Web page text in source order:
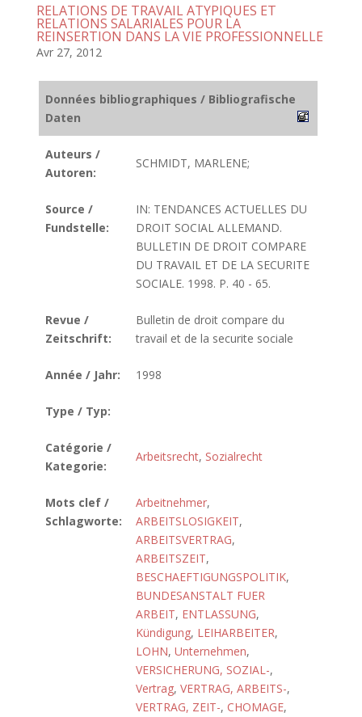
RELATIONS DE TRAVAIL ATYPIQUES ET
RELATIONS SALARIALES POUR LA
REINSERTION DANS LA VIE PROFESSIONNELLE
Avr 27, 2012
Données bibliographiques / Bibliografische
Daten
Auteurs /
Autoren:
SCHMIDT, MARLENE;
Source /
Fundstelle:
IN: TENDANCES ACTUELLES DU
DROIT SOCIAL ALLEMAND.
BULLETIN DE DROIT COMPARE
DU TRAVAIL ET DE LA SECURITE
SOCIALE. 1998. P. 40 - 65.
Revue /
Zeitschrift:
Bulletin de droit compare du
travail et de la securite sociale
Année / Jahr: 1998
Type / Typ:
Catégorie /
Kategorie:
Arbeitsrecht, Sozialrecht
Mots clef /
Schlagworte:
Arbeitnehmer,
ARBEITSLOSIGKEIT,
ARBEITSVERTRAG,
ARBEITSZEIT,
BESCHAEFTIGUNGSPOLITIK,
BUNDESANSTALT FUER
ARBEIT, ENTLASSUNG,
Kündigung, LEIHARBEITER,
LOHN, Unternehmen,
VERSICHERUNG, SOZIAL-,
Vertrag, VERTRAG, ARBEITS-,
VERTRAG, ZEIT-, CHOMAGE,